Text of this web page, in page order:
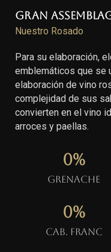
Gran
Nuestro Rosado
Para su elaboración,
emblemáticos que se
elaboración de vino
complejidad de sus
convierten en el vino
arroces y paellas.
Grenache
0%
Cab. Franc
0%